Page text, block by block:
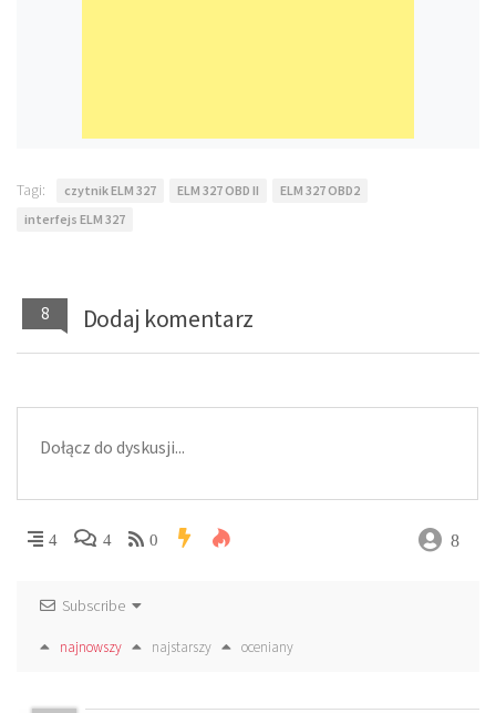
Tagi: czytnik ELM 327 ELM 327 OBD II
ELM 327 OBD2
interfejs ELM 327
8 Dodaj komentarz
4 4 0 8
Subscribe
najnowszy najstarszy oceniany